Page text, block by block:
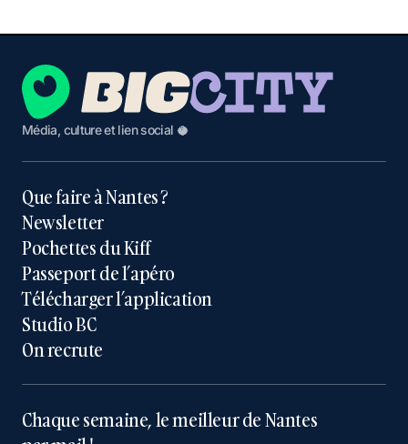
Média, culture et lien social 🥥
Que faire à Nantes ?
Newsletter
Pochettes du Kiff
Passeport de l’apéro
Télécharger l’application
Studio BC
On recrute
Chaque semaine, le meilleur de Nantes